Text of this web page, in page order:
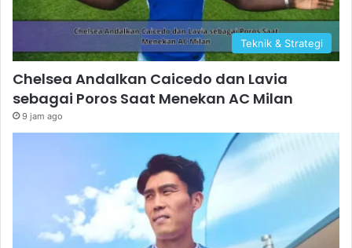
Teknik & Strategi
Chelsea Andalkan Caicedo dan Lavia
sebagai Poros Saat Menekan AC Milan
9 jam ago